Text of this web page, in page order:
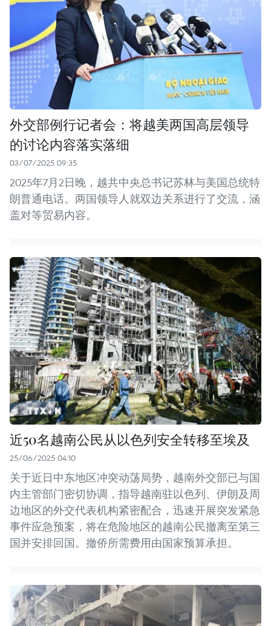
外交部例行记者会：将越美两国高层领导
的讨论内容落实落细
03/07/2025 09:35
2025年7月2日晚，越共中央总书记苏林与美国总统特
朗普通电话。两国领导人就双边关系进行了交流，涵
盖对等贸易内容。
近50名越南公民从以色列安全转移至埃及
25/06/2025 04:10
关于近日中东地区冲突动荡局势，越南外交部已与国
内主管部门密切协调，指导越南驻以色列、伊朗及周
边地区的外交代表机构紧密配合，迅速开展突发紧急
事件应急预案，将在危险地区的越南公民撤离至第三
国并安排回国。撤侨所需费用由国家预算承担。